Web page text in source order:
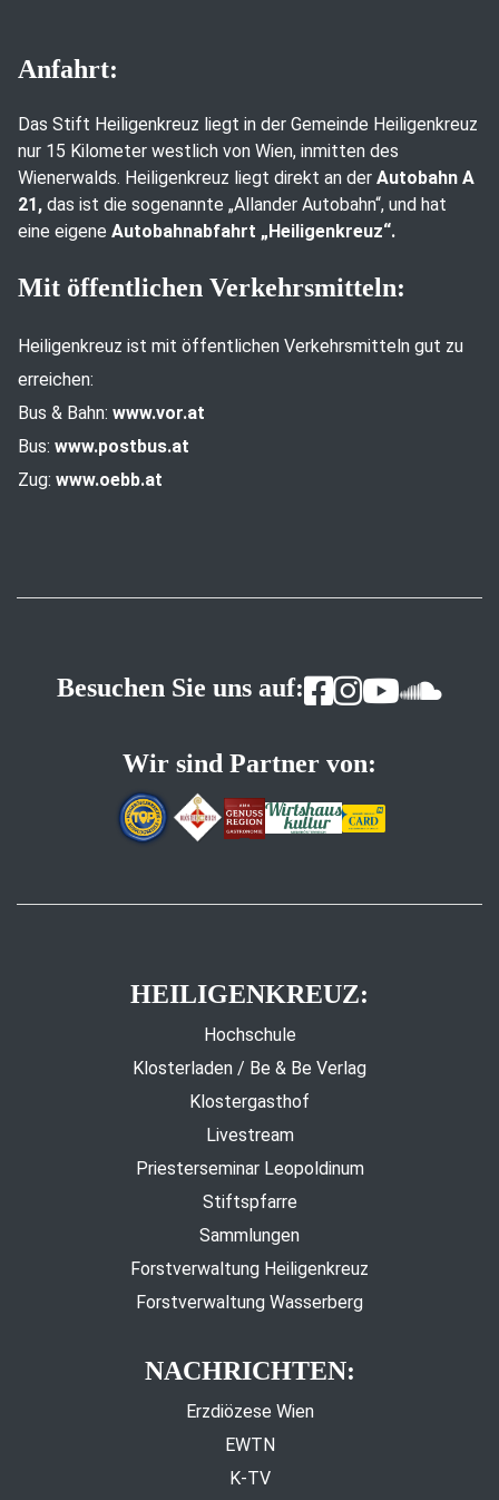
Anfahrt:
Das Stift Heiligenkreuz liegt in der Gemeinde Heiligenkreuz
nur 15 Kilometer westlich von Wien, inmitten des
Wienerwalds. Heiligenkreuz liegt direkt an der Autobahn A
21, das ist die sogenannte „Allander Autobahn“, und hat
eine eigene Autobahnabfahrt „Heiligenkreuz“.
Mit öffentlichen Verkehrsmitteln:
Heiligenkreuz ist mit öffentlichen Verkehrsmitteln gut zu
erreichen:
Bus & Bahn: www.vor.at
Bus: www.postbus.at
Zug: www.oebb.at
Besuchen Sie uns auf:
Wir sind Partner von:
HEILIGENKREUZ:
Hochschule
Klosterladen / Be & Be Verlag
Klostergasthof
Livestream
Priesterseminar Leopoldinum
Stiftspfarre
Sammlungen
Forstverwaltung Heiligenkreuz
Forstverwaltung Wasserberg
NACHRICHTEN:
Erzdiözese Wien
EWTN
K-TV